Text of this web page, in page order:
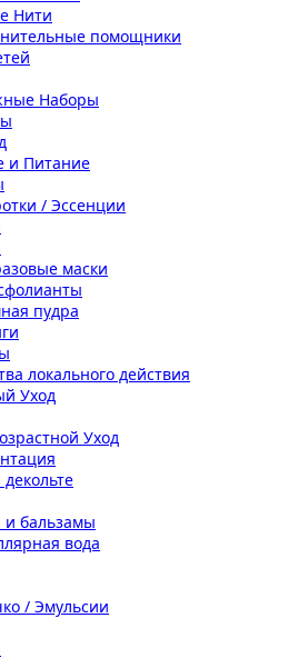
Нити
помощники
Наборы
и Питание
/ Эссенции
маски
пудра
локального действия
Уход
Уход
и бальзамы
вода
/ Эмульсии